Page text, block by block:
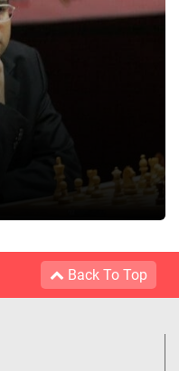
Back To Top